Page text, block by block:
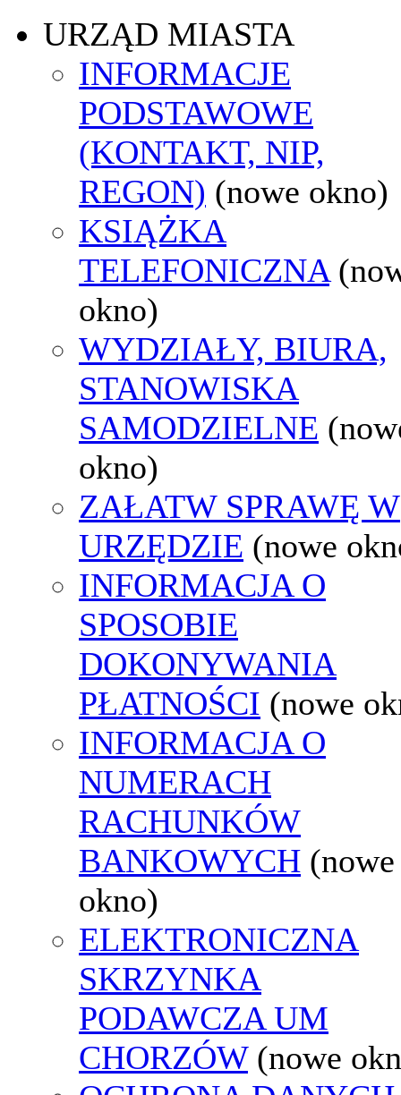
URZĄD MIASTA
INFORMACJE
PODSTAWOWE
(KONTAKT, NIP,
REGON) (nowe okno)
KSIĄŻKA
TELEFONICZNA
okno)
WYDZIAŁY, BIURA,
STANOWISKA
SAMODZIELNE
okno)
ZAŁATW SPRAWĘ W
URZĘDZIE (nowe
INFORMACJA O
SPOSOBIE
DOKONYWANIA
PŁATNOŚCI (nowe
INFORMACJA O
NUMERACH
RACHUNKÓW
BANKOWYCH (nowe
okno)
ELEKTRONICZNA
SKRZYNKA
PODAWCZA UM
CHORZÓW (nowe